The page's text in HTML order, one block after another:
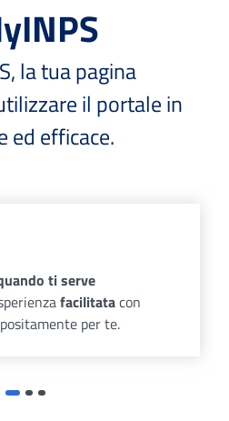
la tua pagina
il portale in
ed efficace.
ti serve
facilitatacon
per te.